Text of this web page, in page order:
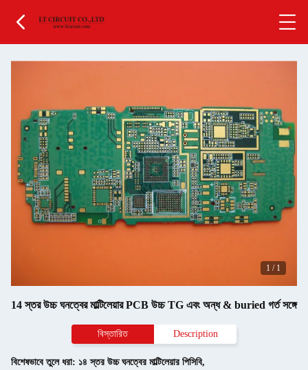
1 / 1
14 স্তর উচ্চ ঘনত্বের মাল্টিলেয়ার PCB উচ্চ TG এবং অন্ধ & buried গর্ত সঙ্গে
বিস্তারিত Description
বিশেষভাবে তুলে ধরা: ১৪ স্তর উচ্চ ঘনত্বের মাল্টিলেয়ার পিসিবি,